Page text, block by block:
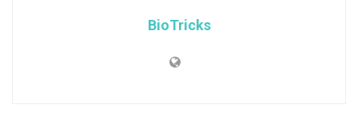
BioTricks